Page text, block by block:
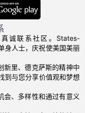
诚联系社区。States-
身人士，庆祝使美国美丽
新里、德克萨斯的精神中
到与您分享价值观和梦想
会、多样性和通过有意义